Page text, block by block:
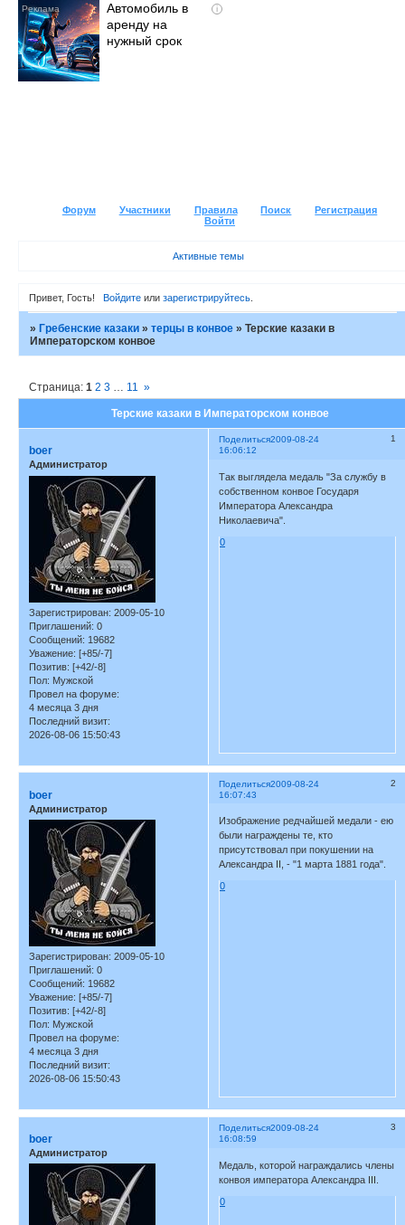
i
Автомобиль в
аренду на
нужный срок
Форум Участники Правила Поиск
Регистрация
Войти
Активные темы
Привет, Гость! Войдитеили зарегистрируйтесь.
»Гребенские казаки »терцы в конвое »Терские казаки в
Императорском конвое
Терские казаки в Императорском конвое
Страница:1 2 3 … 11 »
Поделиться 1
2009-08-24
16:06:12
boer
Администратор
Зарегистрирован: 2009-05-10
Приглашений: 0
Сообщений: 19682
Уважение: [+85/-7]
Позитив: [+42/-8]
Пол: Мужской
Провел на форуме:
4 месяца 3 дня
Последний визит:
2026-08-06 15:50:43
Так выглядела медаль "За службу в
собственном конвое Государя
Императора Александра
Николаевича".
0
Поделиться 2
2009-08-24
16:07:43
boer
Администратор
Зарегистрирован: 2009-05-10
Приглашений: 0
Сообщений: 19682
Уважение: [+85/-7]
Позитив: [+42/-8]
Пол: Мужской
Провел на форуме:
4 месяца 3 дня
Последний визит:
2026-08-06 15:50:43
Изображение редчайшей медали - ею
были награждены те, кто
присутствовал при покушении на
Александра II, - "1 марта 1881 года".
0
Поделиться 3
2009-08-24
16:08:59
boer
Администратор
Медаль, которой награждались члены
конвоя императора Александра III.
0